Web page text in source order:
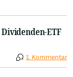
ETF
1 Kommentar